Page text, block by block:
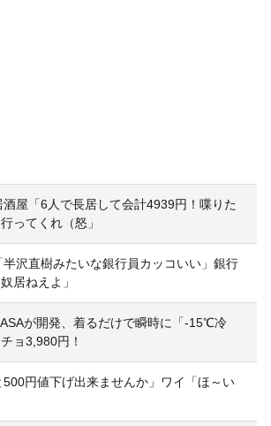
酒屋「6人で長居して会計4939円！喋りた
ってくれ（怒」
半沢直樹みたいな銀行員カッコいい」銀行
居ねえよ」
が開発、着るだけで瞬時に「-15℃冷
ョ3,980円！
500円値下げ出来ませんか」ワイ「ほ～い